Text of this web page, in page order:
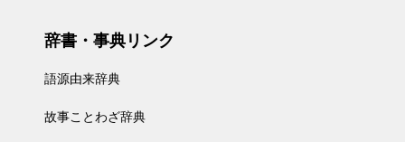
辞書・事典リンク
語源由来辞典
故事ことわざ辞典